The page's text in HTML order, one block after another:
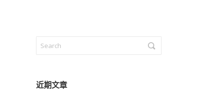
近期文章